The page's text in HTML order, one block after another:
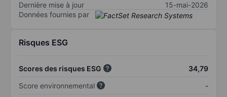
Dernière mise à jour
15-mai-2026
Données fournies par
Risques ESG
Scores des risques ESG
34,79
Score environnemental
-